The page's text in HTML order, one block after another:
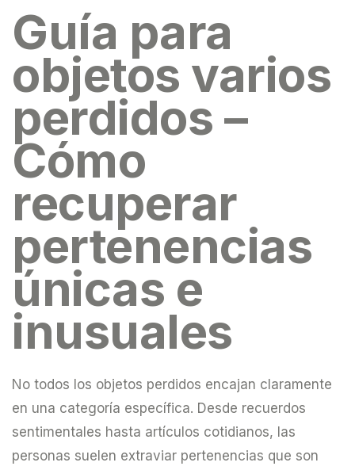
Guía para
objetos varios
perdidos –
Cómo
recuperar
pertenencias
únicas e
inusuales
No todos los objetos perdidos encajan claramente
en una categoría específica. Desde recuerdos
sentimentales hasta artículos cotidianos, las
personas suelen extraviar pertenencias que son